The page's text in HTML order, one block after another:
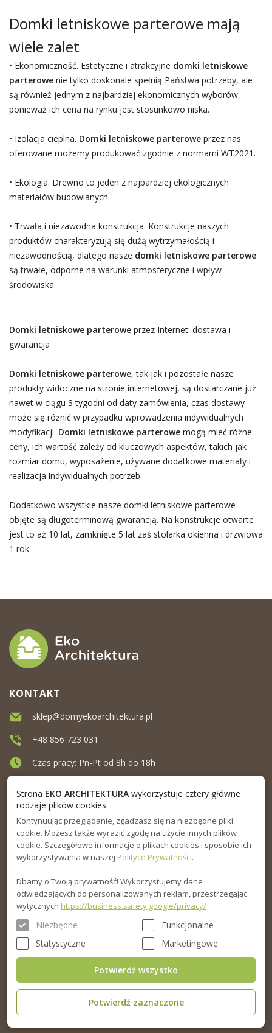
Domki letniskowe parterowe mają
wiele zalet
• Ekonomiczność. Estetyczne i atrakcyjne domki letniskowe
parterowenie tylko doskonale spełnią Państwa potrzeby, ale
są również jednym z najbardziej ekonomicznych wyborów,
ponieważ ich cena na rynku jest stosunkowo niska.
• Izolacja cieplna. Domki letniskowe parteroweprzez nas
oferowane możemy produkować zgodnie z normami WT2021.
• Ekologia. Drewno to jeden z najbardziej ekologicznych
materiałów budowlanych.
• Trwała i niezawodna konstrukcja. Konstrukcje naszych
produktów charakteryzują się dużą wytrzymałością i
niezawodnością, dlatego nasze domki letniskowe parterowe
są trwałe, odporne na warunki atmosferyczne i wpływ
środowiska.
Domki letniskowe parteroweprzez Internet: dostawa i
gwarancja
Domki letniskowe parterowe, tak jak i pozostałe nasze
produkty widoczne na stronie internetowej, są dostarczane już
nawet w ciągu 3 tygodni od daty zamówienia, czas dostawy
może się różnić w przypadku wprowadzenia indywidualnych
modyfikacji. Domki letniskowe parterowe mogą mieć różne
ceny, ich wartość zależy od kluczowych aspektów, takich jak
rozmiar domu, wyposażenie, używane dodatkowe materiały i
realizacja indywidualnych potrzeb.
Dodatkowo wszystkie nasze domki letniskowe parterowe
objęte są długoterminową gwarancją. Na konstrukcje otwarte
jest to aż 10 lat, zamknięte 5 lat zaś stolarka okienna i drzwiowa
1 rok.
MENU
INFORMACJA
PORADNIK
KONTAKT
sklep@domyekoarchitektura.pl
+48 856 723 031
Czas pracy: Pn-Pt od 8h do 18h
© 2015-2026. Eko Architektura sp.z o.o. Wszelkie prawa zastrzeżone.
Strona EKO ARCHITEKTURAwykorzystuje cztery główne
rodzaje plików cookies.
Kontynuując przeglądanie, zgadzasz się na niezbędne pliki
cookie. Możesz także wyrazić zgodę na użycie innych plików
cookie. Szczegółowe informacje o plikach cookies i sposobie ich
wykorzystywania w naszej Polityce Prywatności.
Dbamy o Twoją prywatność! Wykorzystujemy dane
odwiedzających do personalizowanych reklam, przestrzegając
wytycznych https://business.safety.google/privacy/
Niezbędne
Funkcjonalne
Statystyczne
Marketingowe
Potwierdź zaznaczone
Potwierdź wszystko